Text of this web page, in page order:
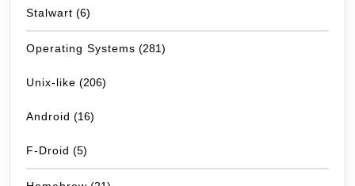
Stalwart (6)
Operating Systems (281)
Unix-like (206)
Android (16)
F-Droid (5)